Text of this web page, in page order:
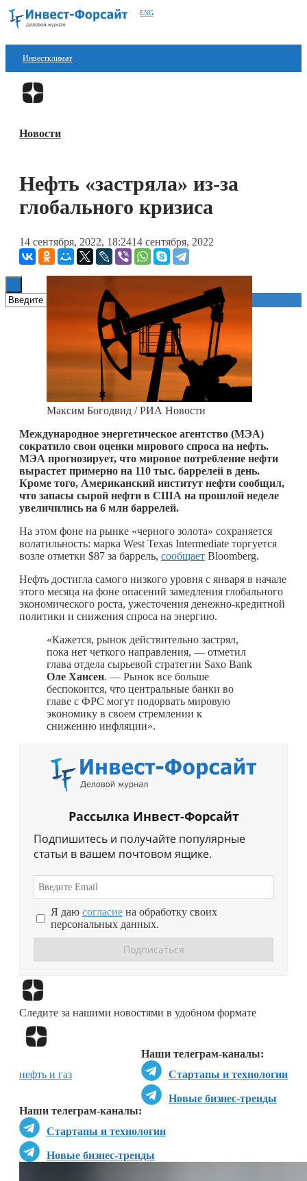
ENG
Инвестклимат
Финансы
Блокчейн
Технологии
Книги
Новости
Нефть «застряла» из-за
глобального кризиса
14 сентября, 2022, 18:2414 сентября, 2022
Максим Богодвид / РИА Новости
Международное энергетическое агентство (МЭА)
сократило свои оценки мирового спроса на нефть.
МЭА прогнозирует, что мировое потребление нефти
вырастет примерно на 110 тыс. баррелей в день.
Кроме того, Американский институт нефти сообщил,
что запасы сырой нефти в США на прошлой неделе
увеличились на 6 млн баррелей.
На этом фоне на рынке «черного золота» сохраняется
волатильность: марка West Texas Intermediate торгуется
возле отметки $87 за баррель, сообщает Bloomberg.
Нефть достигла самого низкого уровня с января в начале
этого месяца на фоне опасений замедления глобального
экономического роста, ужесточения денежно-кредитной
политики и снижения спроса на энергию.
«Кажется, рынок действительно застрял,
пока нет четкого направления, — отметил
глава отдела сырьевой стратегии Saxo Bank
Оле Хансен. — Рынок все больше
беспокоится, что центральные банки во
главе с ФРС могут подорвать мировую
экономику в своем стремлении к
снижению инфляции».
Рассылка Инвест-Форсайт
Подпишитесь и получайте популярные
статьи в вашем почтовом ящике.
Я даю согласие на обработку своих
персональных данных.
Следите за нашими новостями в удобном формате
Наши телеграм-каналы:
Стартапы и технологии
Новые бизнес-тренды
Наши телеграм-каналы:
Стартапы и технологии
Новые бизнес-тренды
нефть и газ